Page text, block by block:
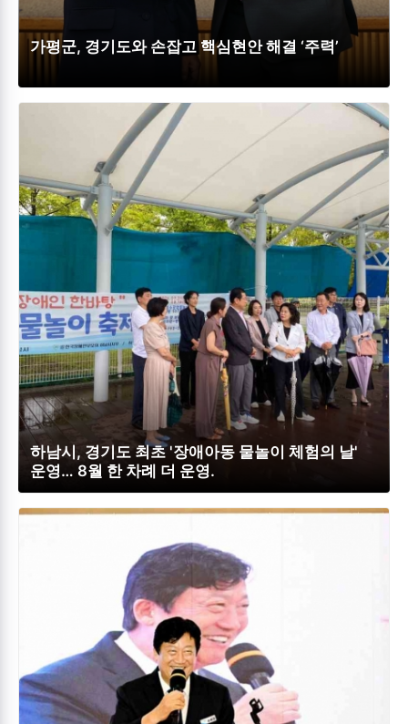
가평군, 경기도와 손잡고 핵심현안 해결 ‘주력’
하남시, 경기도 최초 '장애아동 물놀이 체험의 날'
운영… 8월 한 차례 더 운영.